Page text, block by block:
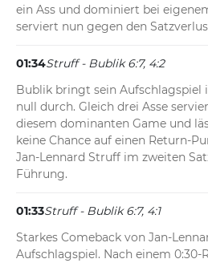
ein Ass und dominiert bei
serviert nun gegen den
01:34Struff - Bublik 6:7, 4:2
Bublik bringt sein Aufschlagspiel
null durch. Gleich drei Asse
diesem dominanten Game und
keine Chance auf einen Return-
Jan-Lennard Struff im zweiten
Führung.
01:33Struff - Bublik 6:7, 4:1
Starkes Comeback von Jan-
Aufschlagspiel. Nach einem 0:30-